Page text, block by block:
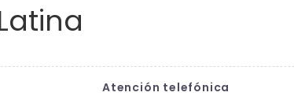
Atención telefónica